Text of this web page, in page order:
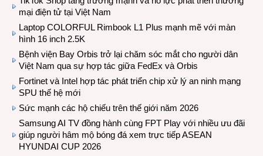
mại điện tử tại Việt Nam
Laptop COLORFUL Rimbook L1 Plus mạnh mẽ với màn
hình 16 inch 2.5K
Bệnh viện Bay Orbis trở lại chăm sóc mắt cho người dân
Việt Nam qua sự hợp tác giữa FedEx và Orbis
Fortinet và Intel hợp tác phát triển chip xử lý an ninh mạng
SPU thế hệ mới
Sức mạnh các hộ chiếu trên thế giới năm 2026
Samsung AI TV đồng hành cùng FPT Play với nhiều ưu đãi
giúp người hâm mộ bóng đá xem trực tiếp ASEAN
HYUNDAI CUP 2026